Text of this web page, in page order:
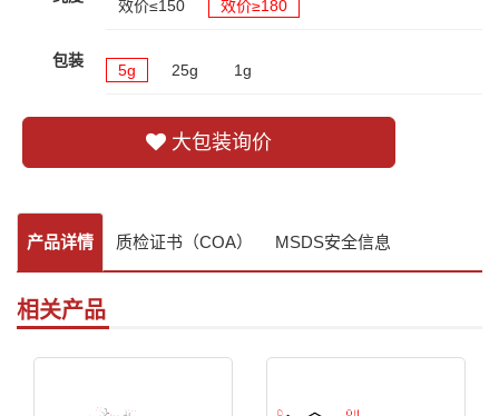
效价≤150 效价≥180
包装
5g 25g 1g
大包装询价
产品详情 质检证书（COA） MSDS安全信息
相关产品